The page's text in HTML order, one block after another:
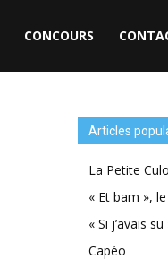
CONCOURS
Articles
La Petite
« Et bam »,
« Si j’avais
Capéo